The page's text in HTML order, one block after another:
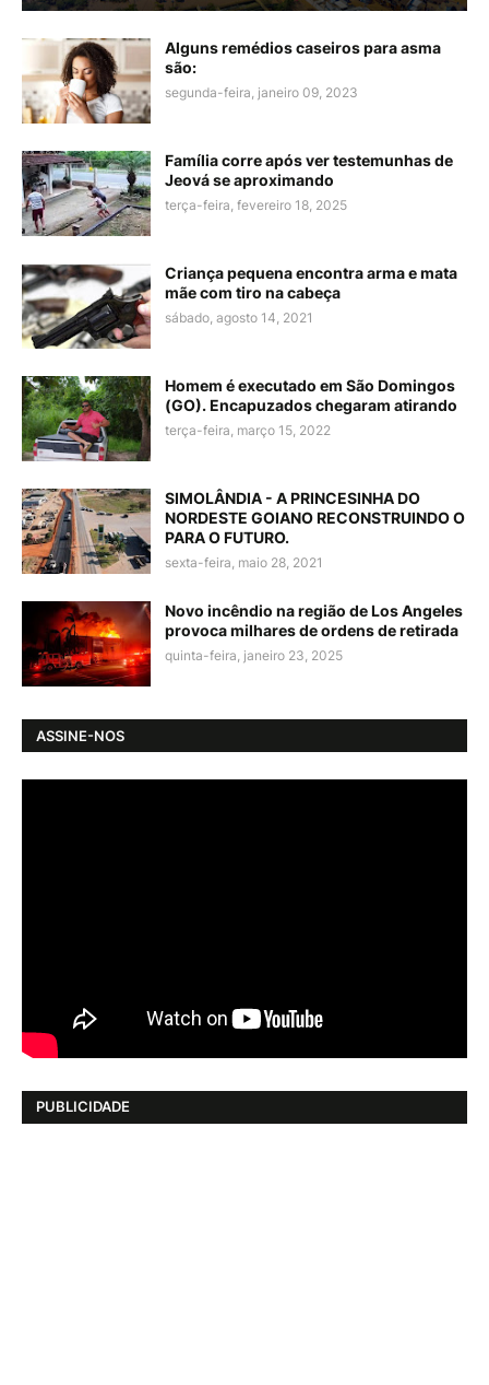
Alguns remédios caseiros para asma
são:
segunda-feira, janeiro 09, 2023
Família corre após ver testemunhas de
Jeová se aproximando
terça-feira, fevereiro 18, 2025
Criança pequena encontra arma e mata
mãe com tiro na cabeça
sábado, agosto 14, 2021
Homem é executado em São Domingos
(GO). Encapuzados chegaram atirando
terça-feira, março 15, 2022
SIMOLÂNDIA - A PRINCESINHA DO
NORDESTE GOIANO RECONSTRUINDO O
PARA O FUTURO.
sexta-feira, maio 28, 2021
Novo incêndio na região de Los Angeles
provoca milhares de ordens de retirada
quinta-feira, janeiro 23, 2025
ASSINE-NOS
PUBLICIDADE